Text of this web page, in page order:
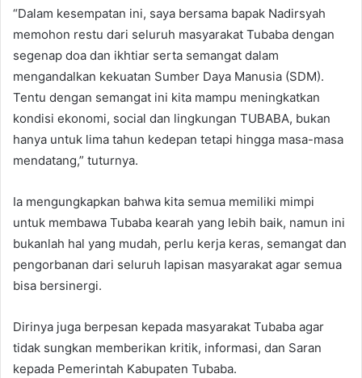
“Dalam kesempatan ini, saya bersama bapak Nadirsyah
memohon restu dari seluruh masyarakat Tubaba dengan
segenap doa dan ikhtiar serta semangat dalam
mengandalkan kekuatan Sumber Daya Manusia (SDM).
Tentu dengan semangat ini kita mampu meningkatkan
kondisi ekonomi, social dan lingkungan TUBABA, bukan
hanya untuk lima tahun kedepan tetapi hingga masa-masa
mendatang,” tuturnya.
Ia mengungkapkan bahwa kita semua memiliki mimpi
untuk membawa Tubaba kearah yang lebih baik, namun ini
bukanlah hal yang mudah, perlu kerja keras, semangat dan
pengorbanan dari seluruh lapisan masyarakat agar semua
bisa bersinergi.
Dirinya juga berpesan kepada masyarakat Tubaba agar
tidak sungkan memberikan kritik, informasi, dan Saran
kepada Pemerintah Kabupaten Tubaba.